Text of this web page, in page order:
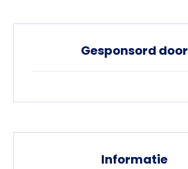
Gesponsord door
Informatie